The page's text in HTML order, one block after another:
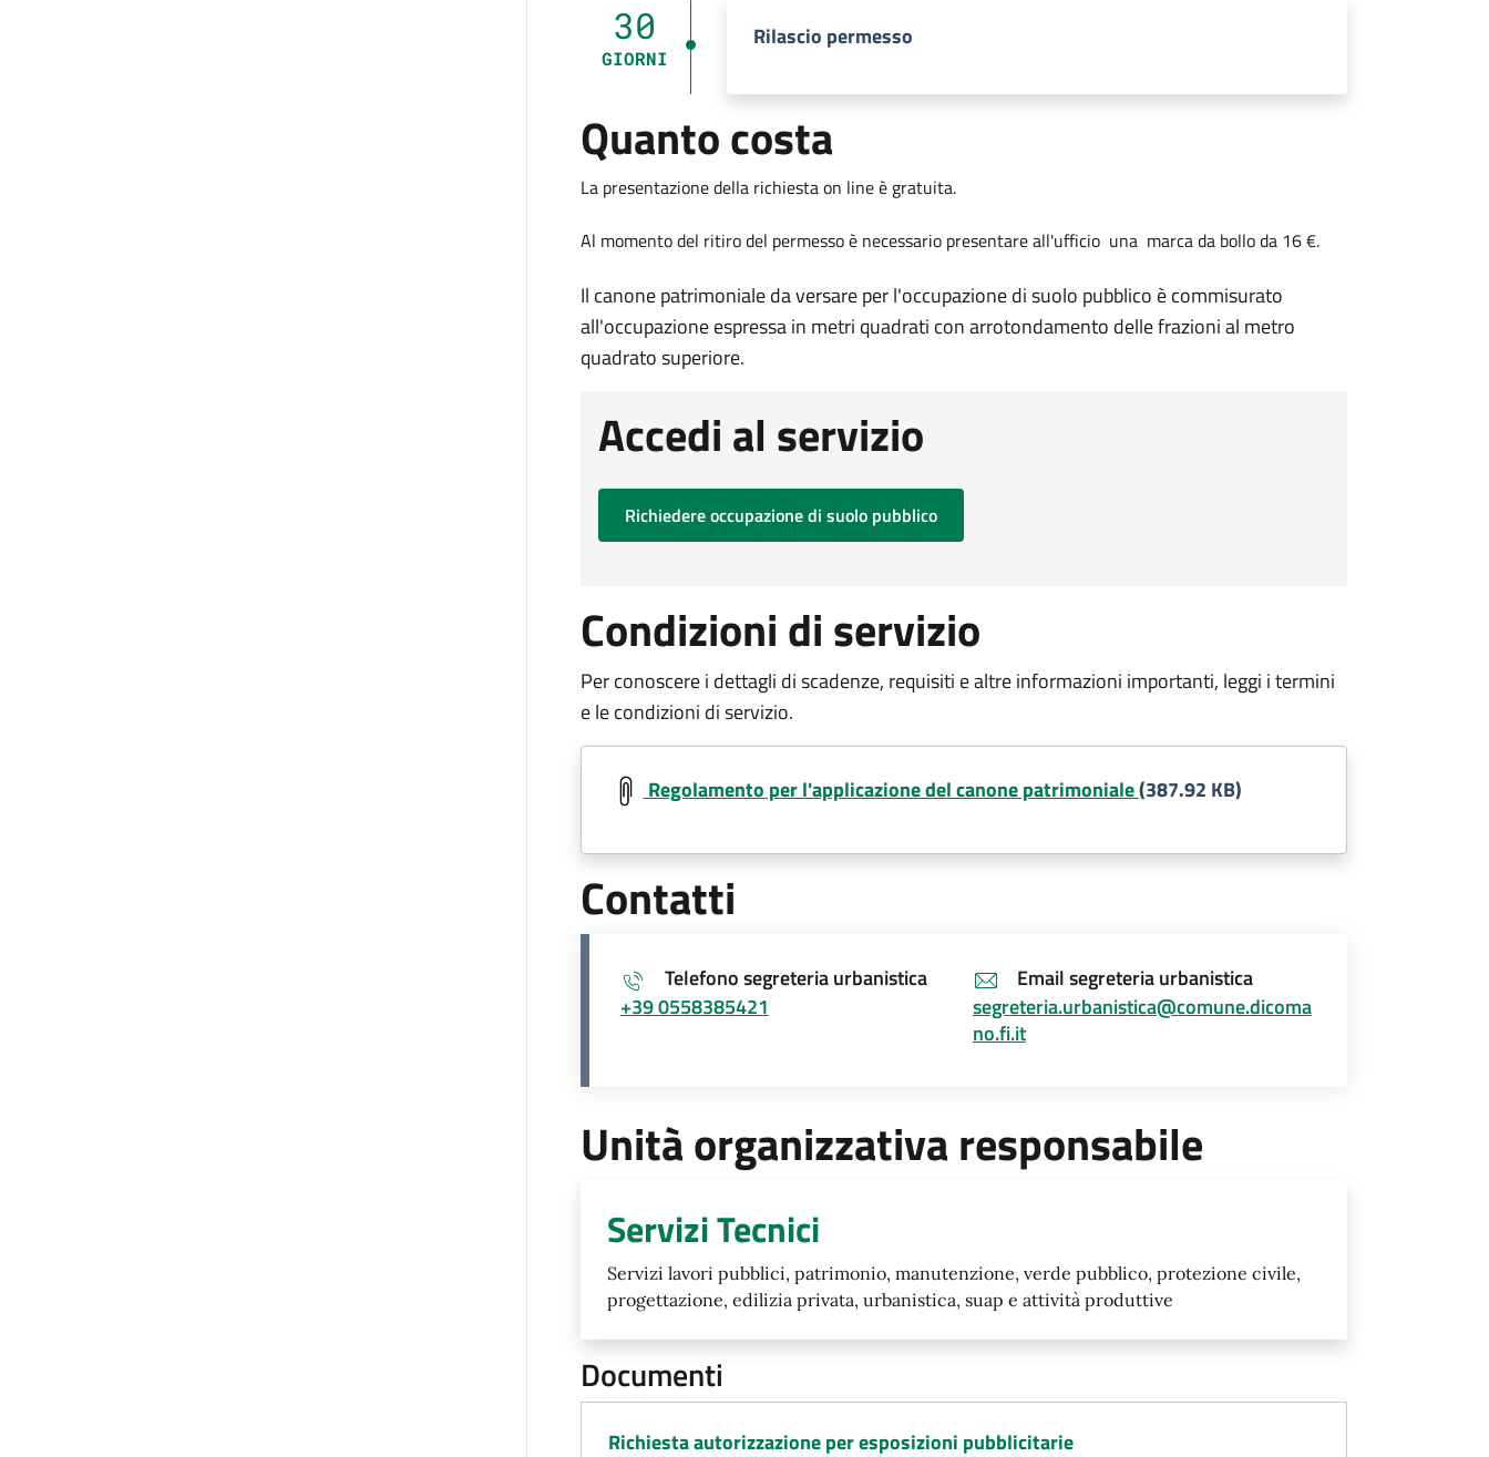
30
GIORNI
Rilascio permesso
Quanto costa
La presentazione della richiesta on line è gratuita.
Al momento del ritiro del permesso è necessario presentare all'ufficio una marca da bollo da 16 €.
Il canone patrimoniale da versare per l'occupazione di suolo pubblico è commisurato
all'occupazione espressa in metri quadrati con arrotondamento delle frazioni al metro
quadrato superiore.
Accedi al servizio
Richiedere occupazione di suolo pubblico
Condizioni di servizio
Per conoscere i dettagli di scadenze, requisiti e altre informazioni importanti, leggi i termini
e le condizioni di servizio.
Document
Regolamento per l'applicazione del canone patrimoniale(387.92 KB)
Contatti
Telefono segreteria urbanistica
+39 0558385421
Email segreteria urbanistica
segreteria.urbanistica@comune.dicoma
no.fi.it
Unità organizzativa responsabile
Servizi Tecnici
Servizi lavori pubblici, patrimonio, manutenzione, verde pubblico, protezione civile,
progettazione, edilizia privata, urbanistica, suap e attività produttive
Documenti
Richiesta autorizzazione per esposizioni pubblicitarie